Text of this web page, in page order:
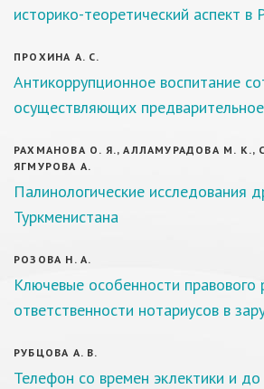
историко-теоретический аспект в
ПРОХИНА А. С.
Антикоррупционное воспитание
осуществляющих
РАХМАНОВА О. Я., АЛЛАМУРАДОВА М. К.,
ЯГМУРОВА А.
Палинологические исследования
Туркменистана
РОЗОВА Н. А.
Ключевые особенности правового
ответственности нотариусов в
РУБЦОВА А. В.
Телефон со времен эклектики и